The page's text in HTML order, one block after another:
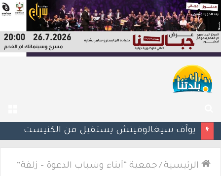
عن
يوآف سيغالوفيتش يستقيل من الكنيست ويغادر “يش عتيد”.. وترقب لوجهته السياسية المقبلة
الرئيسية / جمعية “أبناء وشباب الدعوة – زلفة”